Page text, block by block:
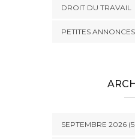
DROIT DU TRAVAIL
PETITES ANNONCES
SEPTEMBRE 2026